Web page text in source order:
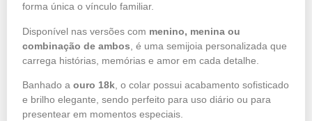
forma única o vínculo familiar.
Disponível nas versões com menino, menina ou
combinação de ambos , é uma semijoia personalizada que
carrega histórias, memórias e amor em cada detalhe.
Banhado a ouro 18k , o colar possui acabamento sofisticado
e brilho elegante, sendo perfeito para uso diário ou para
presentear em momentos especiais.